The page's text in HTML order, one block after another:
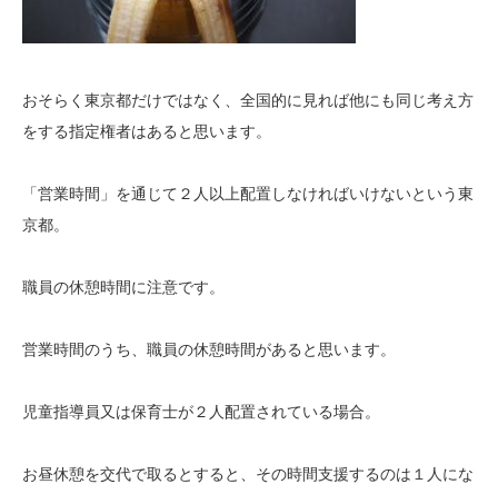
おそらく東京都だけではなく、全国的に見れば他にも同じ考え方
をする指定権者はあると思います。
「営業時間」を通じて２人以上配置しなければいけないという東
京都。
職員の休憩時間に注意です。
営業時間のうち、職員の休憩時間があると思います。
児童指導員又は保育士が２人配置されている場合。
お昼休憩を交代で取るとすると、その時間支援するのは１人にな